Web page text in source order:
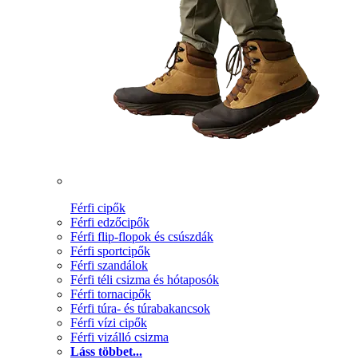
Férfi cipők
Férfi edzőcipők
Férfi flip-flopok és csúszdák
Férfi sportcipők
Férfi szandálok
Férfi téli csizma és hótaposók
Férfi tornacipők
Férfi túra- és túrabakancsok
Férfi vízi cipők
Férfi vizálló csizma
Láss többet...